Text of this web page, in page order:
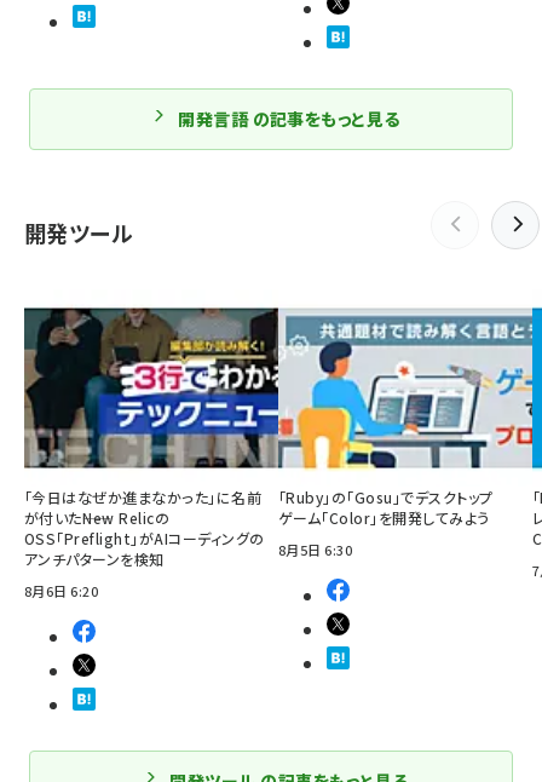
開発言語 の記事をもっと見る
開発ツール
「今日はなぜか進まなかった」に名前
が付いた――New Relicの
OSS「Preflight」がAIコーディングの
アンチパターンを検知
8月6日 6:20
「Ruby」の「Gosu」でデスクトップ
ゲーム「Color」を開発してみよう
8月5日 6:30